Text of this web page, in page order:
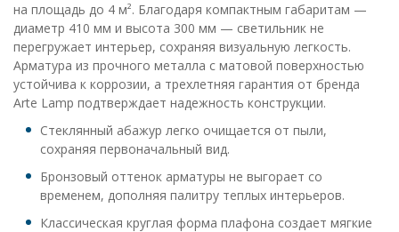
на площадь до 4 м². Благодаря компактным габаритам —
диаметр 410 мм и высота 300 мм — светильник не
перегружает интерьер, сохраняя визуальную легкость.
Арматура из прочного металла с матовой поверхностью
устойчива к коррозии, а трехлетняя гарантия от бренда
Arte Lamp подтверждает надежность конструкции.
Стеклянный абажур легко очищается от пыли,
сохраняя первоначальный вид.
Бронзовый оттенок арматуры не выгорает со
временем, дополняя палитру теплых интерьеров.
Классическая круглая форма плафона создает мягкие